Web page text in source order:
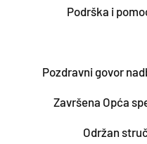
Podrška i
Pozdravni govor
Završena Opća
Održan